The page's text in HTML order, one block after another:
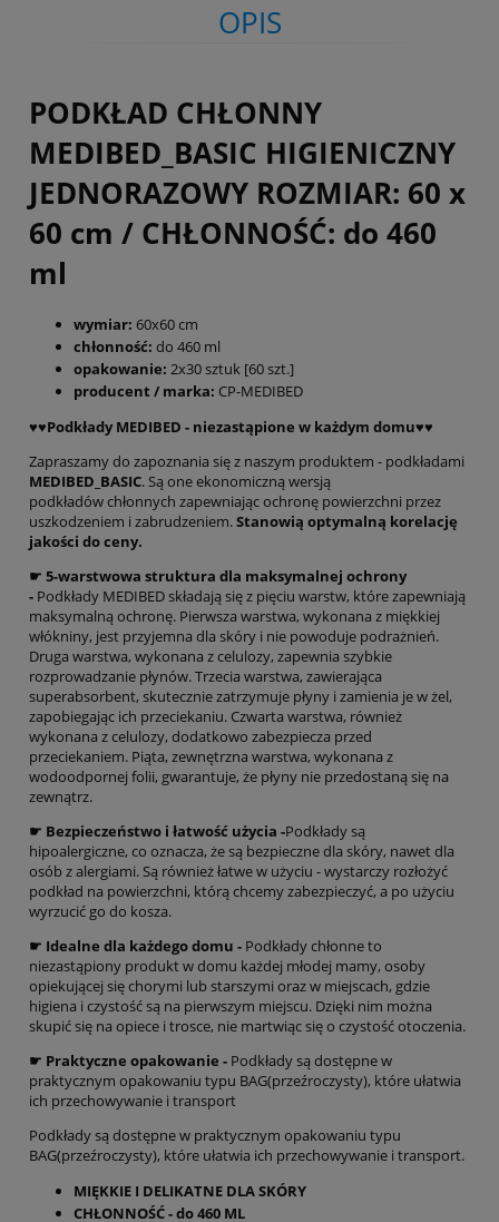
OPIS
PODKŁAD CHŁONNY
MEDIBED_BASIC HIGIENICZNY
JEDNORAZOWY ROZMIAR: 60 x
60 cm / CHŁONNOŚĆ: do 460
ml
wymiar: 60x60 cm
chłonność: do 460 ml
opakowanie: 2x30 sztuk [60 szt.]
producent / marka: CP-MEDIBED
♥️♥️Podkłady MEDIBED - niezastąpione w każdym domu♥️♥️
Zapraszamy do zapoznania się z naszym produktem - podkładami
MEDIBED_BASIC. Są one ekonomiczną wersją
podkładów chłonnych zapewniając ochronę powierzchni przez
uszkodzeniem i zabrudzeniem.Stanowią optymalną korelację
jakości do ceny.
☛ 5-warstwowa struktura dla maksymalnej ochrony
- Podkłady MEDIBED składają się z pięciu warstw, które zapewniają
maksymalną ochronę. Pierwsza warstwa, wykonana z miękkiej
włókniny, jest przyjemna dla skóry i nie powoduje podrażnień.
Druga warstwa, wykonana z celulozy, zapewnia szybkie
rozprowadzanie płynów. Trzecia warstwa, zawierająca
superabsorbent, skutecznie zatrzymuje płyny i zamienia je w żel,
zapobiegając ich przeciekaniu. Czwarta warstwa, również
wykonana z celulozy, dodatkowo zabezpiecza przed
przeciekaniem. Piąta, zewnętrzna warstwa, wykonana z
wodoodpornej folii, gwarantuje, że płyny nie przedostaną się na
zewnątrz.
☛ Bezpieczeństwo i łatwość użycia -Podkłady są
hipoalergiczne, co oznacza, że są bezpieczne dla skóry, nawet dla
osób z alergiami. Są również łatwe w użyciu - wystarczy rozłożyć
podkład na powierzchni, którą chcemy zabezpieczyć, a po użyciu
wyrzucić go do kosza.
☛ Idealne dla każdego domu - Podkłady chłonne to
niezastąpiony produkt w domu każdej młodej mamy, osoby
opiekującej się chorymi lub starszymi oraz w miejscach, gdzie
higiena i czystość są na pierwszym miejscu. Dzięki nim można
skupić się na opiece i trosce, nie martwiąc się o czystość otoczenia.
☛ Praktyczne opakowanie - Podkłady są dostępne w
praktycznym opakowaniu typu BAG(przeźroczysty), które ułatwia
ich przechowywanie i transport
Podkłady są dostępne w praktycznym opakowaniu typu
BAG(przeźroczysty), które ułatwia ich przechowywanie i transport.
MIĘKKIE I DELIKATNE DLA SKÓRY
CHŁONNOŚĆ - do 460 ML